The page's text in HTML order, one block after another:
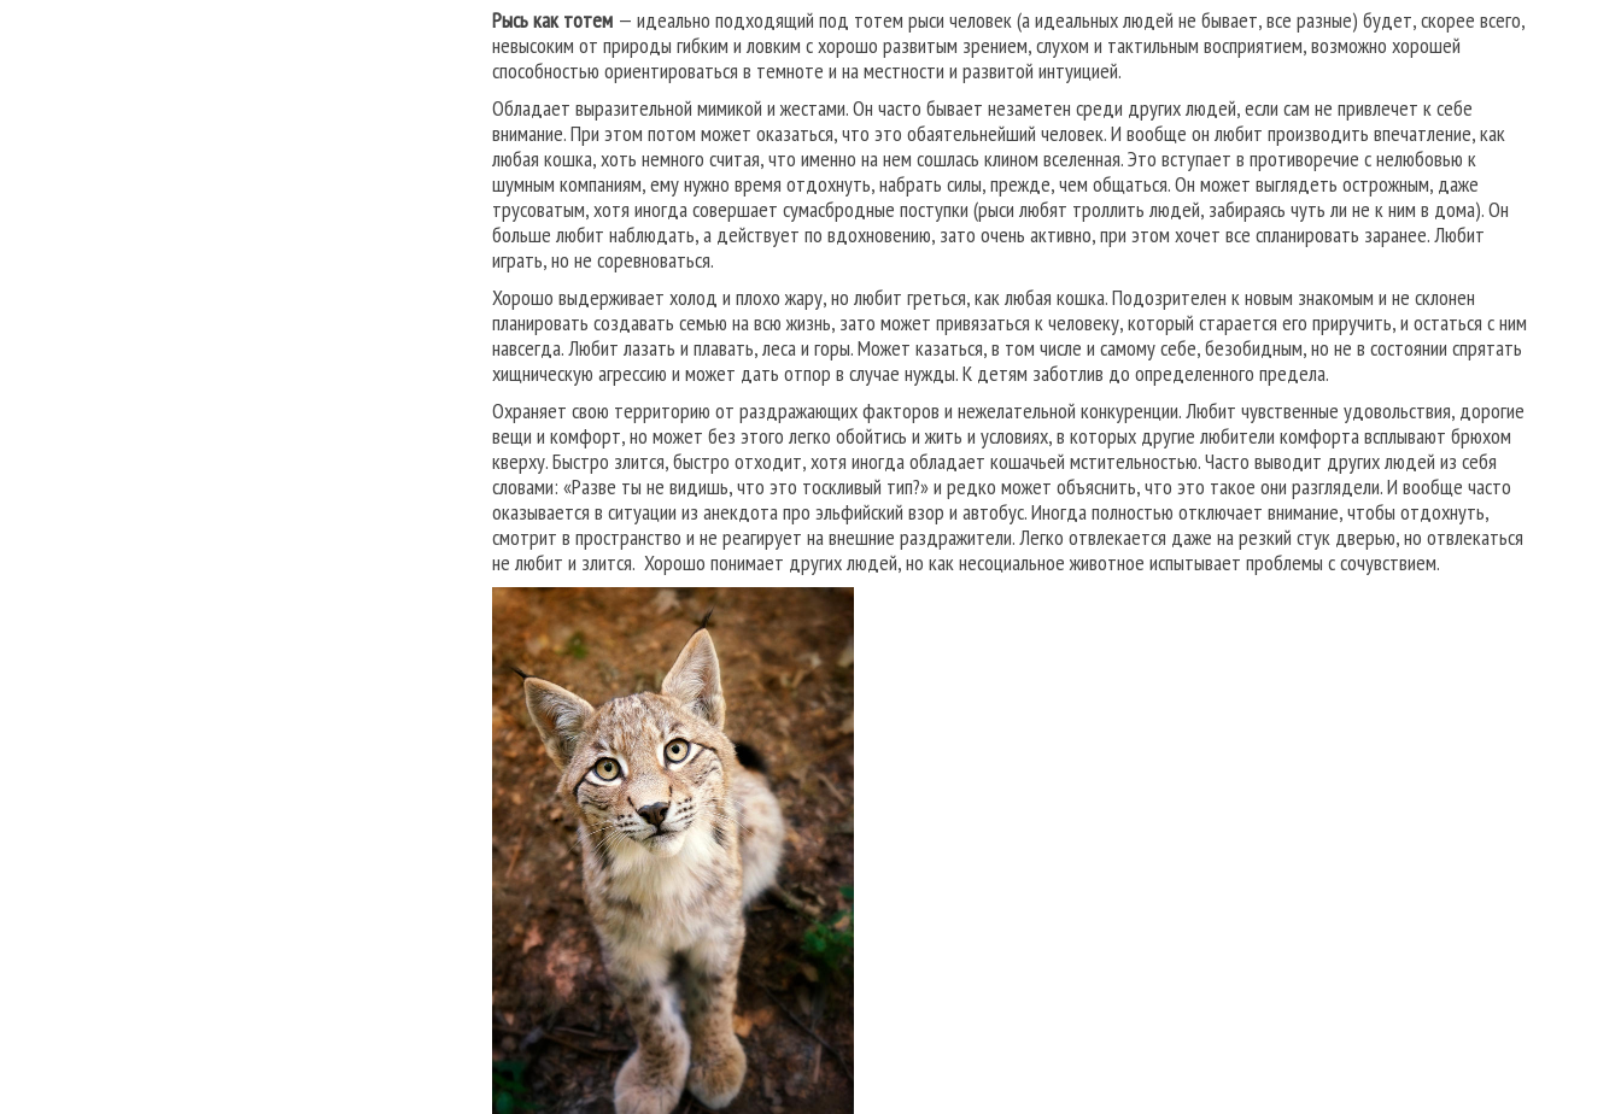
Рысь как тотем — идеально подходящий под тотем рыси человек (а идеальных людей не бывает, все разные) будет, скорее всего,
невысоким от природы гибким и ловким с хорошо развитым зрением, слухом и тактильным восприятием, возможно хорошей
способностью ориентироваться в темноте и на местности и развитой интуицией.
Обладает выразительной мимикой и жестами. Он часто бывает незаметен среди других людей, если сам не привлечет к себе
внимание. При этом потом может оказаться, что это обаятельнейший человек. И вообще он любит производить впечатление, как
любая кошка, хоть немного считая, что именно на нем сошлась клином вселенная. Это вступает в противоречие с нелюбовью к
шумным компаниям, ему нужно время отдохнуть, набрать силы, прежде, чем общаться. Он может выглядеть острожным, даже
трусоватым, хотя иногда совершает сумасбродные поступки (рыси любят троллить людей, забираясь чуть ли не к ним в дома). Он
больше любит наблюдать, а действует по вдохновению, зато очень активно, при этом хочет все спланировать заранее. Любит
играть, но не соревноваться.
Хорошо выдерживает холод и плохо жару, но любит греться, как любая кошка. Подозрителен к новым знакомым и не склонен
планировать создавать семью на всю жизнь, зато может привязаться к человеку, который старается его приручить, и остаться с ним
навсегда. Любит лазать и плавать, леса и горы. Может казаться, в том числе и самому себе, безобидным, но не в состоянии спрятать
хищническую агрессию и может дать отпор в случае нужды. К детям заботлив до определенного предела.
Охраняет свою территорию от раздражающих факторов и нежелательной конкуренции. Любит чувственные удовольствия, дорогие
вещи и комфорт, но может без этого легко обойтись и жить и условиях, в которых другие любители комфорта всплывают брюхом
кверху. Быстро злится, быстро отходит, хотя иногда обладает кошачьей мстительностью. Часто выводит других людей из себя
словами: «Разве ты не видишь, что это тоскливый тип?» и редко может объяснить, что это такое они разглядели. И вообще часто
оказывается в ситуации из анекдота про эльфийский взор и автобус. Иногда полностью отключает внимание, чтобы отдохнуть,
смотрит в пространство и не реагирует на внешние раздражители. Легко отвлекается даже на резкий стук дверью, но отвлекаться
не любит и злится. Хорошо понимает других людей, но как несоциальное животное испытывает проблемы с сочувствием.